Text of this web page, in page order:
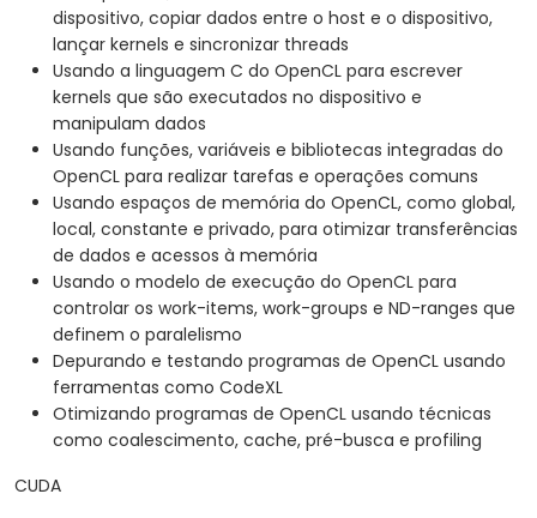
dispositivo, copiar dados entre o host e o dispositivo,
lançar kernels e sincronizar threads
Usando a linguagem C do OpenCL para escrever
kernels que são executados no dispositivo e
manipulam dados
Usando funções, variáveis e bibliotecas integradas do
OpenCL para realizar tarefas e operações comuns
Usando espaços de memória do OpenCL, como global,
local, constante e privado, para otimizar transferências
de dados e acessos à memória
Usando o modelo de execução do OpenCL para
controlar os work-items, work-groups e ND-ranges que
definem o paralelismo
Depurando e testando programas de OpenCL usando
ferramentas como CodeXL
Otimizando programas de OpenCL usando técnicas
como coalescimento, cache, pré-busca e profiling
CUDA